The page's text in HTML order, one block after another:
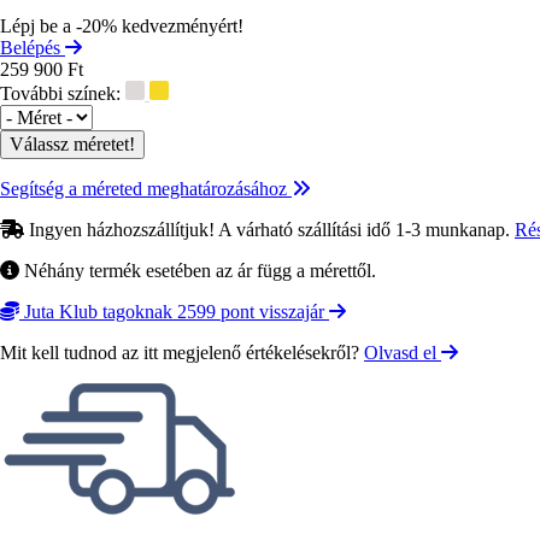
Lépj be a -20% kedvezményért!
Belépés
259 900 Ft
További színek:
Méret
Segítség a méreted meghatározásához
Ingyen házhozszállítjuk! A várható szállítási idő 1-3 munkanap.
Néhány termék esetében az ár függ a mérettől.
Juta Klub tagoknak 2599 pont visszajár
Mit kell tudnod az itt megjelenő értékelésekről? Olvasd el